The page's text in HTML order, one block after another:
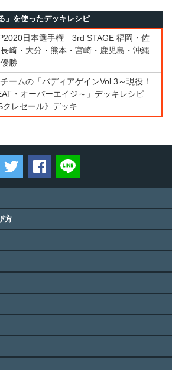
」を使ったデッキレシピ
日本選手権 3rd STAGE 福岡・佐
崎・大分・熊本・宮崎・鹿児島・沖縄
勝
ームの「バディアゲインVol.3～現役！
・オーバーエイジ～」デッキレシピ
クレセール》デッキ
ツイートするFacebookでシェアする
方